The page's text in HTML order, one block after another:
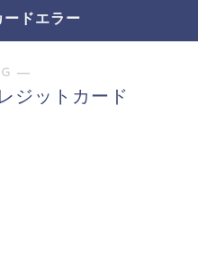
ドエラー
―
ジットカード